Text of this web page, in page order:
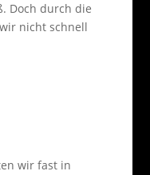
Doch durch die
nicht schnell
wir fast in